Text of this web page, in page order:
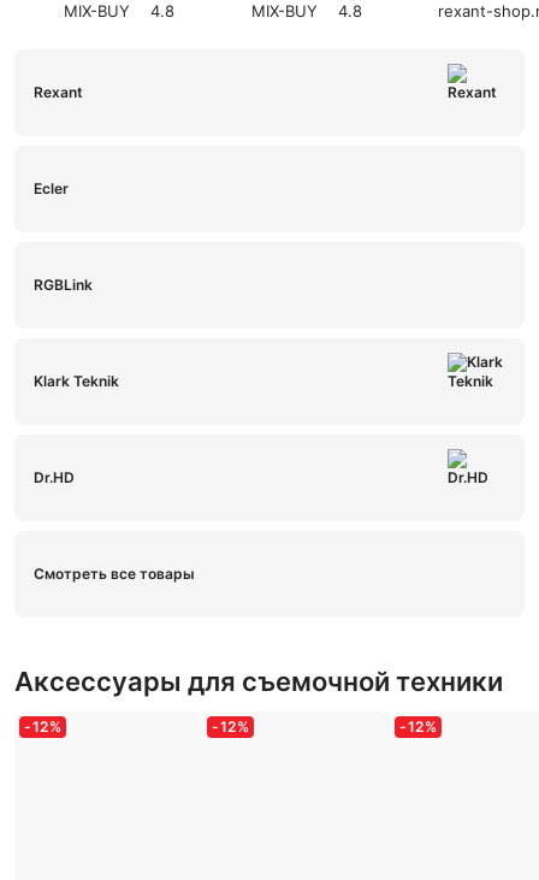
MIX-BUY
4.8
MIX-BUY
4.8
rexant-
Rexant
Ecler
RGBLink
Klark Teknik
Dr.HD
Смотреть все товары
Аксессуары для съемочной техники
-12% -12% -12%